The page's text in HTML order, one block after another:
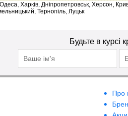
Одеса, Харків, Дніпропетровськ, Херсон,
Тернопіль, Луцьк
Будьте в курсі
Про